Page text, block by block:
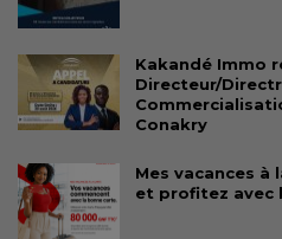
Kakandé Immo
Directeur/
Conakry
Mes vacances à
et profitez avec